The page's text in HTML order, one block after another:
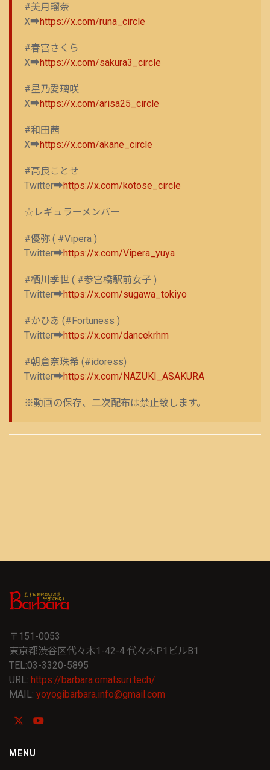
#美月瑠奈
X➡https://x.com/runa_circle
#春宮さくら
X➡https://x.com/sakura3_circle
#星乃愛璃咲
X➡https://x.com/arisa25_circle
#和田茜
X➡https://x.com/akane_circle
#高良ことせ
Twitter➡https://x.com/kotose_circle
☆レギュラーメンバー
#優弥 ( #Vipera )
Twitter➡https://x.com/Vipera_yuya
#栖川季世 ( #参宮橋駅前女子 )
Twitter➡https://x.com/sugawa_tokiyo
#かひあ (#Fortuness )
Twitter➡https://x.com/dancekrhm
#朝倉奈珠希 (#idoress)
Twitter➡https://x.com/NAZUKI_ASAKURA
※動画の保存、二次配布は禁止致します。
〒151-0053
東京都渋谷区代々木1-42-4 代々木P1ビルB1
TEL:03-3320-5895
URL: https://barbara.omatsuri.tech/
MAIL: yoyogibarbara.info@gmail.com
MENU